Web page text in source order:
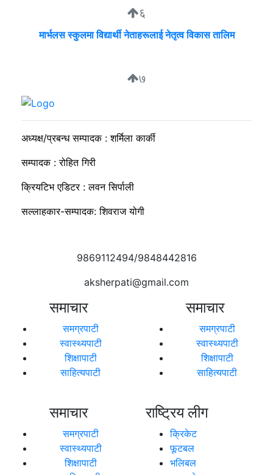
६
मार्भलस स्कुलमा विद्यार्थी नेताहरूलाई नेतृत्व विकास तालिम
७
सुदीप्ता क्यान्सर सर्भाइभर र्याम्प शो : जीवनले मृत्युलाई जितेको उत्सव
अध्यक्ष/प्रबन्ध सम्पादक : शर्मिला कार्की
सम्पादक : रोहित गिरी
क्रियटिभ एडिटर : लवन सिर्पाली
सल्लाहकार-सम्पादक: शिवराज योगी
9869112494/9848442816
aksherpati@gmail.com
समाचार
समग्रपाटी
स्वास्थ्यपाटी
शिक्षापाटी
साहित्यपाटी
समाचार
समग्रपाटी
स्वास्थ्यपाटी
शिक्षापाटी
साहित्यपाटी
समाचार
समग्रपाटी
स्वास्थ्यपाटी
शिक्षापाटी
राष्ट्रिय लीग
क्रिकेट
फूटबल
भलिबल